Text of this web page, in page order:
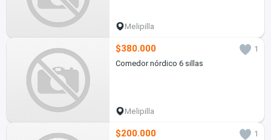
Melipilla
$380.000
1
Comedor nórdico 6 sillas
Melipilla
$200.000
1